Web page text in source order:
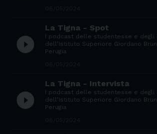
play_circle_filled
La Tigna - Spot
I podcast delle studentesse e degli
dell’Istituto Superiore Giordano
Perugia
play_circle_filled
La Tigna - Intervista
I podcast delle studentesse e degli
dell’Istituto Superiore Giordano
Perugia